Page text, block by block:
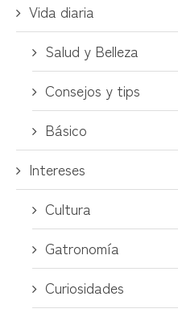
Vida diaria
Salud y Belleza
Consejos y tips
Básico
Intereses
Cultura
Gatronomía
Curiosidades